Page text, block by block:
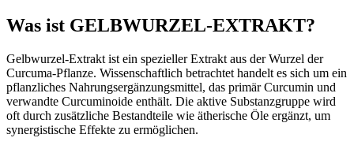
Was ist GELBWURZEL-EXTRAKT?
Gelbwurzel-Extrakt ist ein spezieller Extrakt aus der Wurzel der
Curcuma-Pflanze. Wissenschaftlich betrachtet handelt es sich um ein
pflanzliches Nahrungsergänzungsmittel, das primär Curcumin und
verwandte Curcuminoide enthält. Die aktive Substanzgruppe wird
oft durch zusätzliche Bestandteile wie ätherische Öle ergänzt, um
synergistische Effekte zu ermöglichen.